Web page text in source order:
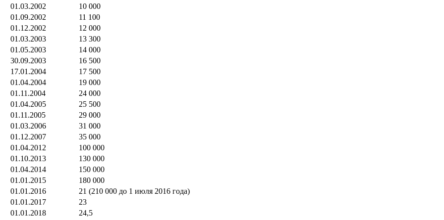
01.03.2002
10 000
01.09.2002
11 100
01.12.2002
12 000
01.03.2003
13 300
01.05.2003
14 000
30.09.2003
16 500
17.01.2004
17 500
01.04.2004
19 000
01.11.2004
24 000
01.04.2005
25 500
01.11.2005
29 000
01.03.2006
31 000
01.12.2007
35 000
01.04.2012
100 000
01.10.2013
130 000
01.04.2014
150 000
01.01.2015
180 000
01.01.2016
21 (210 000 до 1 июля 2016 года)
01.01.2017
23
01.01.2018
24,5